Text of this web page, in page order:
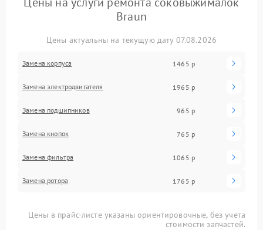
Braun
Цены актуальны на текущую дату 07.08.2026
Замена корпуса 1465 р
Замена электродвигателя 1965 р
Замена подшипников 965 р
Замена кнопок 765 р
Замена фильтра 1065 р
Замена ротора 1765 р
Цены в прайс-листе указаны ориентировочные, без учета
стоимости запчастей.